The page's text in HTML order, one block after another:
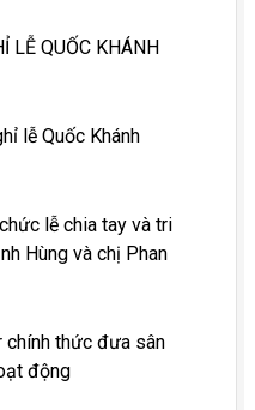
LỄ QUỐC KHÁNH
lễ Quốc Khánh
lễ chia tay và tri
Hùng và chị Phan
chính thức đưa sân
động